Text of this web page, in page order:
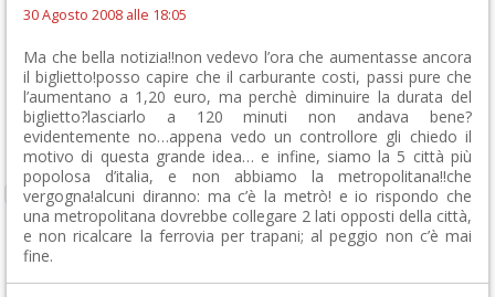
30 Agosto 2008 alle 18:05
Ma che bella notizia!!non vedevo l’ora che aumentasse ancora
il biglietto!posso capire che il carburante costi, passi pure che
l’aumentano a 1,20 euro, ma perchè diminuire la durata del
biglietto?lasciarlo a 120 minuti non andava bene?
evidentemente no…appena vedo un controllore gli chiedo il
motivo di questa grande idea… e infine, siamo la 5 città più
popolosa d’italia, e non abbiamo la metropolitana!!che
vergogna!alcuni diranno: ma c’è la metrò! e io rispondo che
una metropolitana dovrebbe collegare 2 lati opposti della città,
e non ricalcare la ferrovia per trapani; al peggio non c’è mai
fine.